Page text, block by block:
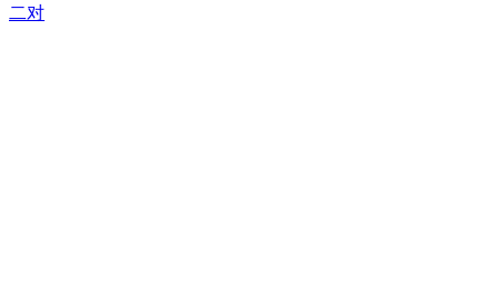
二对